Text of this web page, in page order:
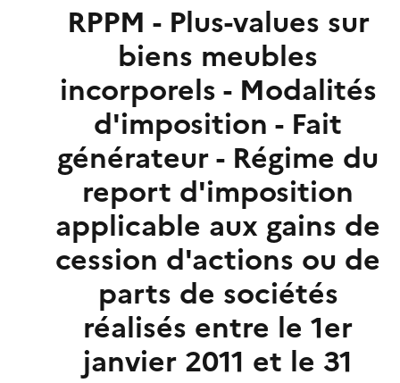
RPPM - Plus-values sur
biens meubles
incorporels - Modalités
d'imposition - Fait
générateur - Régime du
report d'imposition
applicable aux gains de
cession d'actions ou de
parts de sociétés
réalisés entre le 1er
janvier 2011 et le 31